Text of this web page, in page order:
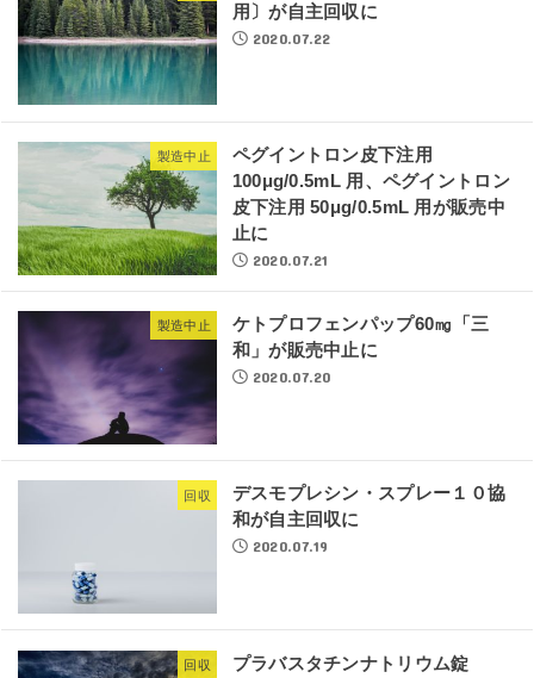
用〕が自主回収に
2020.07.22
製造中止
ペグイントロン皮下注用
100μg/0.5mL 用、ペグイントロン
皮下注用 50μg/0.5mL 用が販売中
止に
2020.07.21
製造中止
ケトプロフェンパップ60㎎「三
和」が販売中止に
2020.07.20
回収
デスモプレシン・スプレー１０協
和が自主回収に
2020.07.19
回収
プラバスタチンナトリウム錠